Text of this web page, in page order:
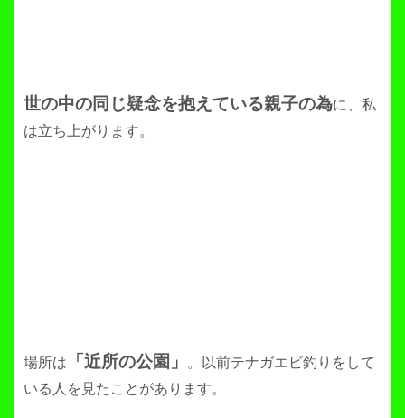
世の中の同じ疑念を抱えている親子の為に、私
は立ち上がります。
場所は 「近所の公園」
。以前テナガエビ釣りをして
いる人を見たことがあります。